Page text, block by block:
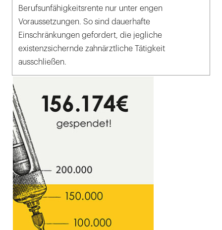
Berufsunfähigkeitsrente nur unter engen
Voraussetzungen. So sind dauerhafte
Einschränkungen gefordert, die jegliche
existenzsichernde zahnärztliche Tätigkeit
ausschließen.